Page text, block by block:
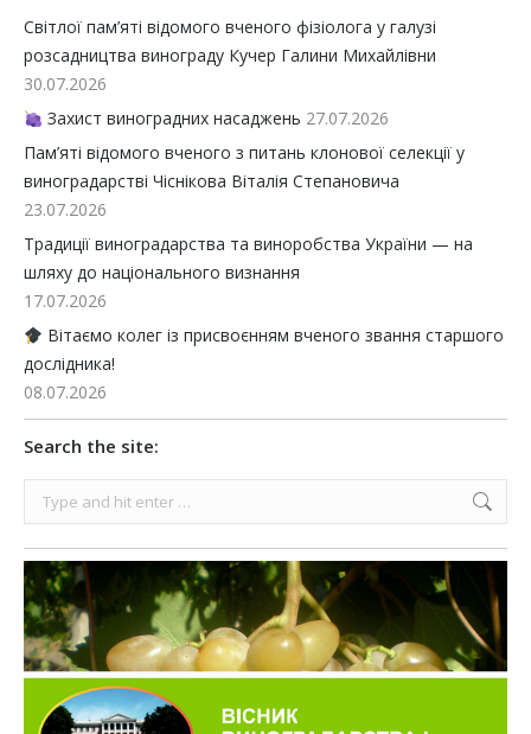
Світлої пам’яті відомого вченого фізіолога у галузі
розсадництва винограду Кучер Галини Михайлівни
30.07.2026
Захист виноградних насаджень 27.07.2026
Пам’яті відомого вченого з питань клонової селекції у
виноградарстві Чіснікова Віталія Степановича
23.07.2026
Традиції виноградарства та виноробства України — на
шляху до національного визнання
17.07.2026
Вітаємо колег із присвоєнням вченого звання старшого
дослідника!
08.07.2026
Search the site:
Search: